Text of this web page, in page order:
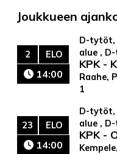
Joukkueen
2 ELO
14:00
D-tytöt,
alue ,
KPK -
Raahe,
1
23 ELO
14:00
D-tytöt,
alue ,
KPK -